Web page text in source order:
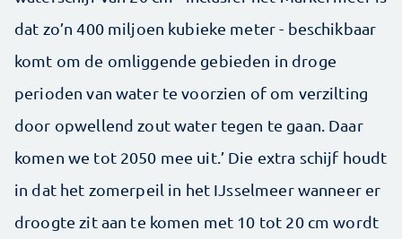
dat zo’n 400 miljoen kubieke meter - beschikbaar
komt om de omliggende gebieden in droge
perioden van water te voorzien of om verzilting
door opwellend zout water tegen te gaan. Daar
komen we tot 2050 mee uit.’ Die extra schijf houdt
in dat het zomerpeil in het IJsselmeer wanneer er
droogte zit aan te komen met 10 tot 20 cm wordt